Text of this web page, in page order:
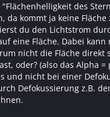
des
da kommt ja keine Fläche
du den Lichtstrom
eine Fläche. Dabei
nicht die Fläche direkt
oder? (also das Alpha =
und nicht bei einer
Defokussierung z.B.